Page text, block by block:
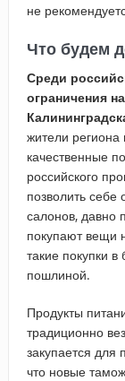
не
Что будем
Среди
ограничения
жители
качественные
российского
позволить себе
салонов, давно
покупают вещи
такие покупки
пошлиной.
Продукты
традиционно
закупается
что новые